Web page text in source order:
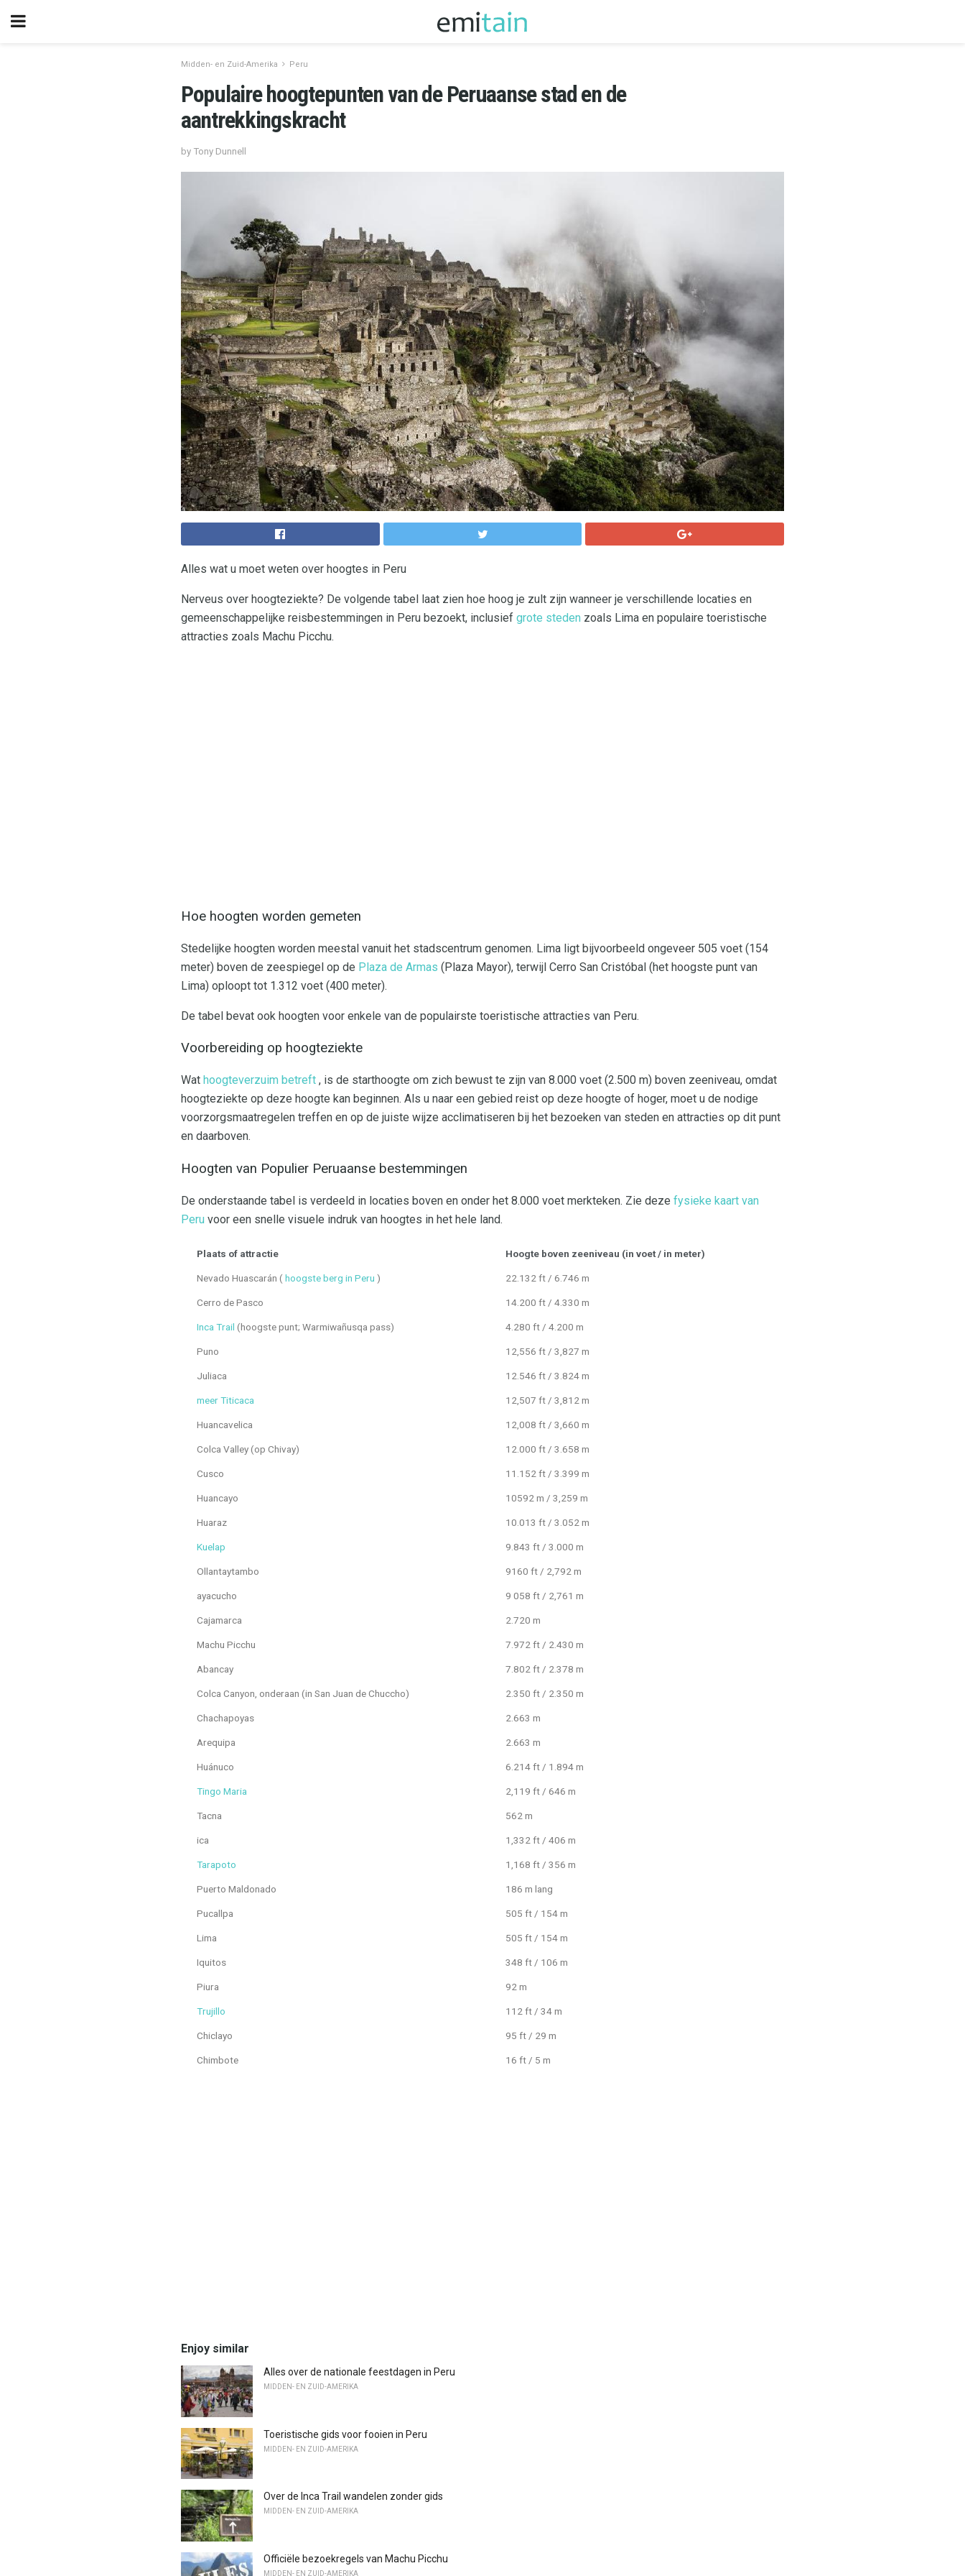
Midden- en Zuid-Amerika Peru
Populaire hoogtepunten van de Peruaanse stad en de
aantrekkingskracht
by Tony Dunnell
Alles wat u moet weten over hoogtes in Peru
Nerveus over hoogteziekte? De volgende tabel laat zien hoe hoog je zult zijn wanneer je verschillende locaties en
gemeenschappelijke reisbestemmingen in Peru bezoekt, inclusief grote steden zoals Lima en populaire toeristische
attracties zoals Machu Picchu.
Hoe hoogten worden gemeten
Stedelijke hoogten worden meestal vanuit het stadscentrum genomen. Lima ligt bijvoorbeeld ongeveer 505 voet (154
meter) boven de zeespiegel op de Plaza de Armas (Plaza Mayor), terwijl Cerro San Cristóbal (het hoogste punt van
Lima) oploopt tot 1.312 voet (400 meter).
De tabel bevat ook hoogten voor enkele van de populairste toeristische attracties van Peru.
Voorbereiding op hoogteziekte
Wat hoogteverzuim betreft , is de starthoogte om zich bewust te zijn van 8.000 voet (2.500 m) boven zeeniveau, omdat
hoogteziekte op deze hoogte kan beginnen. Als u naar een gebied reist op deze hoogte of hoger, moet u de nodige
voorzorgsmaatregelen treffen en op de juiste wijze acclimatiseren bij het bezoeken van steden en attracties op dit punt
en daarboven.
Hoogten van Populier Peruaanse bestemmingen
De onderstaande tabel is verdeeld in locaties boven en onder het 8.000 voet merkteken. Zie deze fysieke kaart van
Peru voor een snelle visuele indruk van hoogtes in het hele land.
Plaats of attractie Hoogte boven zeeniveau (in voet / in meter)
Nevado Huascarán ( hoogste berg in Peru ) 22.132 ft / 6.746 m
Cerro de Pasco 14.200 ft / 4.330 m
Inca Trail (hoogste punt; Warmiwañusqa pass) 4.280 ft / 4.200 m
Puno 12,556 ft / 3,827 m
Juliaca 12.546 ft / 3.824 m
meer Titicaca 12,507 ft / 3,812 m
Huancavelica 12,008 ft / 3,660 m
Colca Valley (op Chivay) 12.000 ft / 3.658 m
Cusco 11.152 ft / 3.399 m
Huancayo 10592 m / 3,259 m
Huaraz 10.013 ft / 3.052 m
Kuelap 9.843 ft / 3.000 m
Ollantaytambo 9160 ft / 2,792 m
ayacucho 9 058 ft / 2,761 m
Cajamarca 2.720 m
Machu Picchu 7.972 ft / 2.430 m
Abancay 7.802 ft / 2.378 m
Colca Canyon, onderaan (in San Juan de Chuccho) 2.350 ft / 2.350 m
Chachapoyas 2.663 m
Arequipa 2.663 m
Huánuco 6.214 ft / 1.894 m
Tingo Maria 2,119 ft / 646 m
Tacna 562 m
ica 1,332 ft / 406 m
Tarapoto 1,168 ft / 356 m
Puerto Maldonado 186 m lang
Pucallpa 505 ft / 154 m
Lima 505 ft / 154 m
Iquitos 348 ft / 106 m
Piura 92 m
Trujillo 112 ft / 34 m
Chiclayo 95 ft / 29 m
Chimbote 16 ft / 5 m
Enjoy similar
Alles over de nationale feestdagen in Peru
MIDDEN- EN ZUID-AMERIKA
Toeristische gids voor fooien in Peru
MIDDEN- EN ZUID-AMERIKA
Over de Inca Trail wandelen zonder gids
MIDDEN- EN ZUID-AMERIKA
Officiële bezoekregels van Machu Picchu
MIDDEN- EN ZUID-AMERIKA